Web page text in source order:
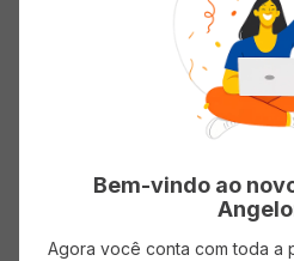
Fita Veda Rosca Lorenzetti
(0 avaliações)
99Bem-vindo ao
Agora você conta com toda a